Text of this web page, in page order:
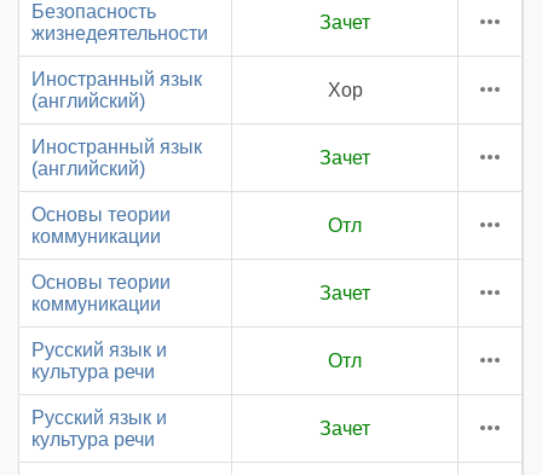
Безопасность
жизнедеятельности
Зачет
Иностранный язык
(английский)
Хор
Иностранный язык
(английский)
Зачет
Основы теории
коммуникации
Отл
Основы теории
коммуникации
Зачет
Русский язык и
культура речи
Отл
Русский язык и
культура речи
Зачет